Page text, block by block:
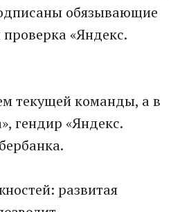
обязывающие
«Яндекс.
текущей команды, а в
гендир «Яндекс.
развитая